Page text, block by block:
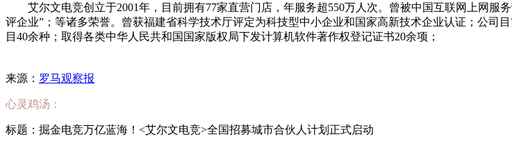
艾尔文电竞创立于2001年，目前拥有77家直营门店，年服务超550万人次。曾被中国互联网上网
评企业”；等诸多荣誉。曾获福建省科学技术厅评定为科技型中小企业和国家高新技术企业认证；公司
目40余种；取得各类中华人民共和国国家版权局下发计算机软件著作权登记证书20余项；
来源： 罗马观察报
心灵鸡汤：
标题：掘金电竞万亿蓝海！<艾尔文电竞>全国招募城市合伙人计划正式启动